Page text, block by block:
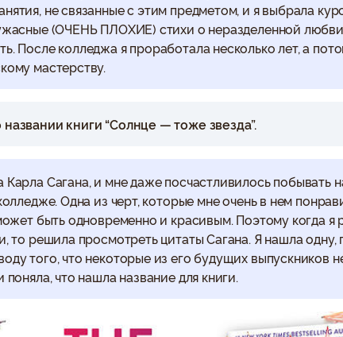
не связанные с этим предметом, и я выбрала
(ОЧЕНЬ ПЛОХИЕ) стихи о неразделенной
После колледжа я проработала несколько лет, а
мастерству.
книги “Солнце — тоже звезда”.
Карла Сагана, и мне даже посчастливилось побывать
Одна из черт, которые мне очень в нем
быть одновременно и красивым. Поэтому когда я
то решила просмотреть цитаты Сагана. Я нашла одну,
того, что некоторые из его будущих выпускников
что нашла название для книги.